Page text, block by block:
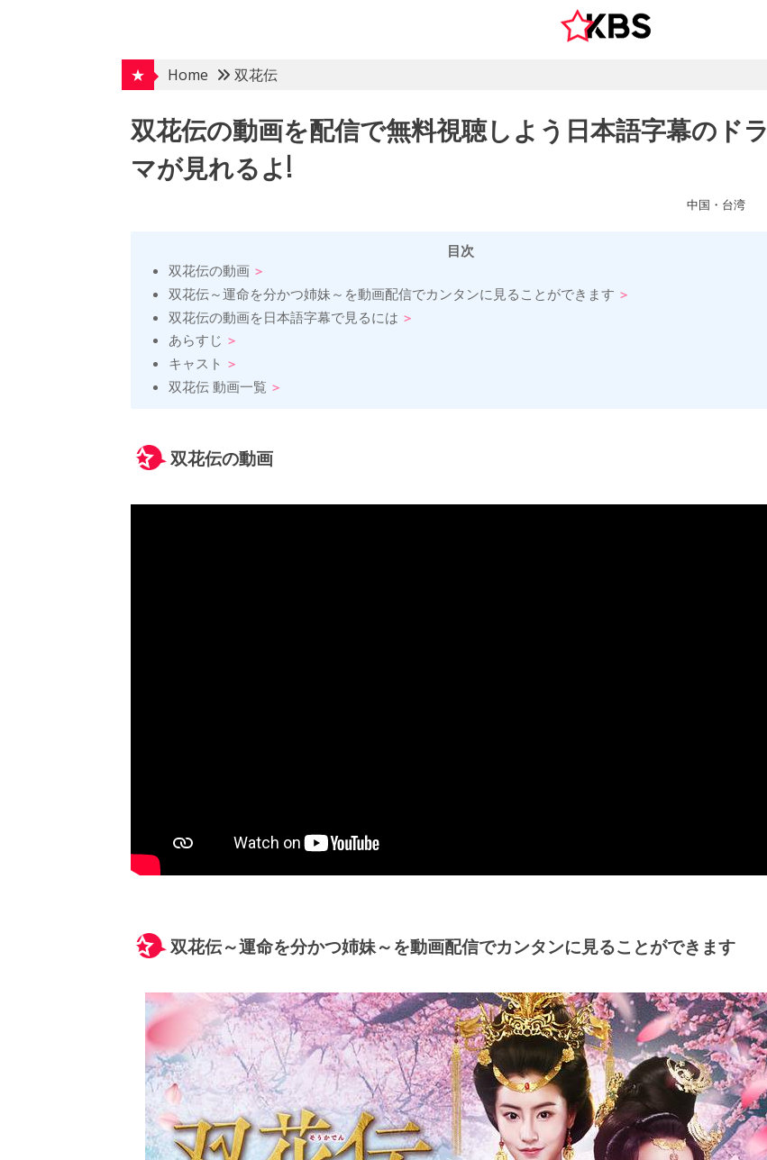
★
Home 双花伝
双花伝の動画を配信で無料視聴しよう日本語字幕のドラ
マが見れるよ!
中国・台湾
目次
双花伝の動画
双花伝～運命を分かつ姉妹～を動画配信でカンタンに見ることができます
双花伝の動画を日本語字幕で見るには
あらすじ
キャスト
双花伝 動画一覧
双花伝の動画
双花伝～運命を分かつ姉妹～を動画配信でカンタンに見ることができます